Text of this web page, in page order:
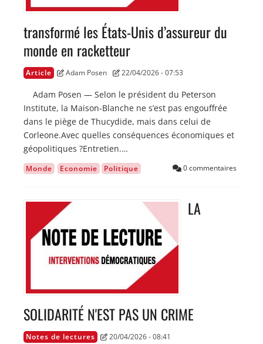
transformé les États-Unis d’assureur du
monde en racketteur
Article Adam Posen 22/04/2026 - 07:53
Adam Posen — Selon le président du Peterson
Institute, la Maison-Blanche ne s’est pas engouffrée
dans le piège de Thucydide, mais dans celui de
Corleone.Avec quelles conséquences économiques et
géopolitiques ?Entretien.…
Monde Economie Politique 0 commentaires
LA
SOLIDARITÉ N'EST PAS UN CRIME
Notes de lectures 20/04/2026 - 08:41